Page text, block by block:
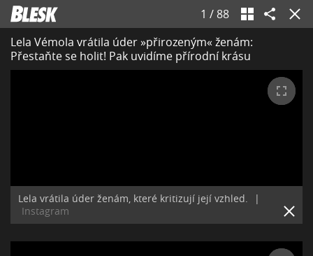
1 / 88
Lela Vémola vrátila úder »přirozeným« ženám:
Přestaňte se holit! Pak uvidíme přírodní krásu
Lela vrátila úder ženám, které kritizují její vzhled.
|
Instagram